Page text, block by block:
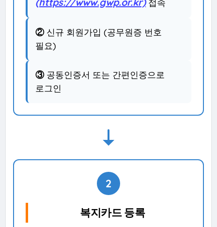
접속
②신규 회원가입 (공무원증 번호
필요)
③공동인증서 또는 간편인증으로
로그인
2
복지카드 등록